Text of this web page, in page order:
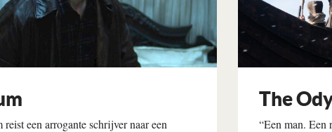
een arrogante schrijver naar een
The
“Een man.